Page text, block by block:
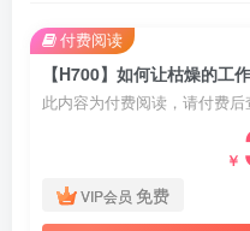
【H700】如何让枯燥的工
此内容为付费阅读，请付费后
￥
VIP会员 免费
付费阅读